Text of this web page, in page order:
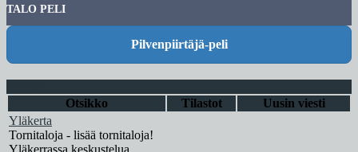
TALO PELI
Pilvenpiirtäjä-peli
Otsikko
Tilastot
Uusin viesti
Yläkerta
Tornitaloja - lisää tornitaloja!